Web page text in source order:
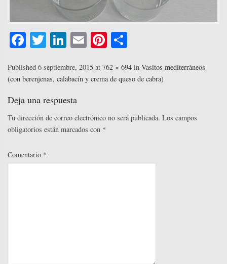
Fa
bo
ok
T
tte
r
Li
ed
In
E
ail
Pi
er
es
m
pa
r
Published 6 septiembre, 2015 at 762 × 694 in Vasitos mediterráneos
(con berenjenas, calabacín y crema de queso de cabra)
Deja una respuesta
Tu dirección de correo electrónico no será publicada. Los campos
obligatorios están marcados con *
Comentario *